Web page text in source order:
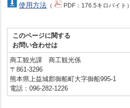
使用方法 （ PDF：176.5キロバイト）
このページに関する
お問い合わせは
商工観光課 商工観光係
〒861-3296
熊本県上益城郡御船町大字御船995-1
電話：096-282-1226